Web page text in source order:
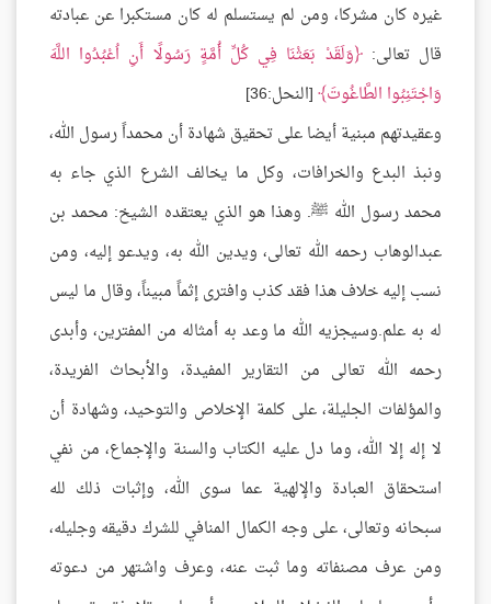
غيره كان مشركا، ومن لم يستسلم له كان مستكبرا عن عبادته
قال تعالى: وَلَقَدْ بَعَثْنَا فِي كُلِّ أُمَّةٍ رَسُولًا أَنِ اُعْبُدُوا اللَّهَ
وَاجْتَنِبُوا الطَّاغُوتَ [النحل:36]
وعقيدتهم مبنية أيضا على تحقيق شهادة أن محمداً رسول الله،
ونبذ البدع والخرافات، وكل ما يخالف الشرع الذي جاء به
محمد رسول الله ﷺ. وهذا هو الذي يعتقده الشيخ: محمد بن
عبدالوهاب رحمه الله تعالى، ويدين الله به، ويدعو إليه، ومن
نسب إليه خلاف هذا فقد كذب وافترى إثماً مبيناً، وقال ما ليس
له به علم.وسيجزيه الله ما وعد به أمثاله من المفترين، وأبدى
رحمه الله تعالى من التقارير المفيدة، والأبحاث الفريدة،
والمؤلفات الجليلة، على كلمة الإخلاص والتوحيد، وشهادة أن
لا إله إلا الله، وما دل عليه الكتاب والسنة والإجماع، من نفي
استحقاق العبادة والإلهية عما سوى الله، وإثبات ذلك لله
سبحانه وتعالى، على وجه الكمال المنافي للشرك دقيقه وجليله،
ومن عرف مصنفاته وما ثبت عنه، وعرف واشتهر من دعوته